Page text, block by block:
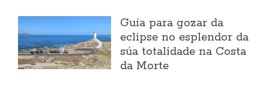
Guía para gozar da
eclipse no esplendor da
súa totalidade na Costa
da Morte